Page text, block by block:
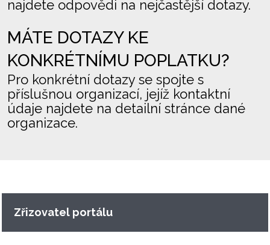
najdete odpovědi na nejčastější dotazy.
MÁTE DOTAZY KE
KONKRÉTNÍMU POPLATKU?
Pro konkrétní dotazy se spojte s
příslušnou organizací, jejíž kontaktní
údaje najdete na detailní stránce dané
organizace.
Zřizovatel portálu